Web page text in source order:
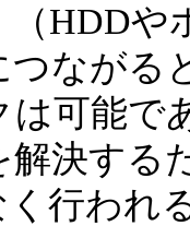
（HDD
つながる
は可能で
解決する
行われ